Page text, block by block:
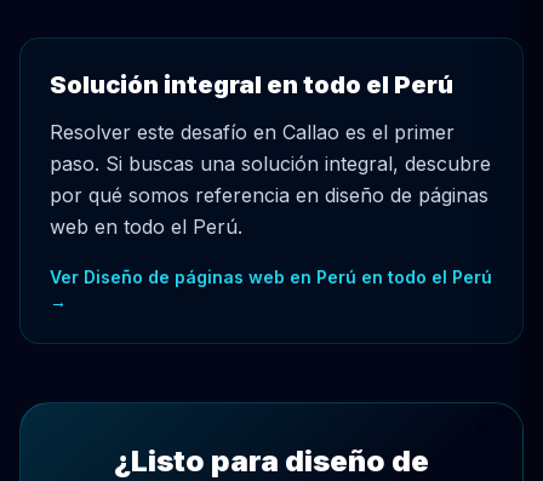
Solución integral en todo el Perú
Resolver este desafío en Callao es el primer
paso. Si buscas una solución integral, descubre
por qué somos referencia en diseño de páginas
web en todo el Perú.
Ver Diseño de páginas web en Perú en todo el Perú
→
¿Listo para diseño de